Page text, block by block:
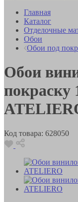
Главная
Каталог
Отделочные
Обои
Обои под
Обои
покраску
Код товара: 628050